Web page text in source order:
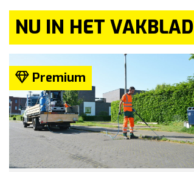
NU IN HET VAKBLAD
Premium